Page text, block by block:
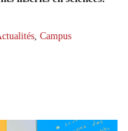
Campus